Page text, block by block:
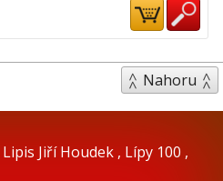
Nahoru
Lipis Jiří Houdek , Lípy 100 ,